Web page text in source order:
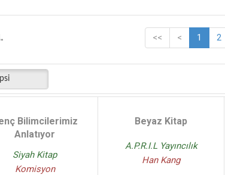
<< < 1 2
Bilimcilerimiz
Anlatıyor
Siyah Kitap
Komisyon
Beyaz Kitap
A.P.R.I.L Yayıncılık
Han Kang